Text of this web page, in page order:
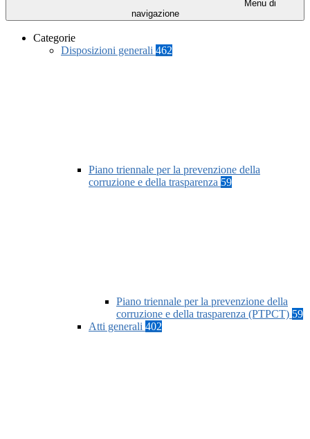
Menu di
navigazione
Categorie
Disposizioni generali 462
Piano triennale per la prevenzione della
corruzione e della trasparenza 59
Piano triennale per la prevenzione della
corruzione e della trasparenza (PTPCT) 59
Atti generali 402